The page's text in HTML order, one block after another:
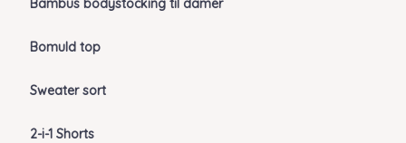
Bambus bodystocking til damer
Bomuld top
Sweater sort
2-i-1 Shorts